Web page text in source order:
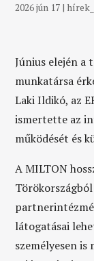
2026 jún 17 |
Június elején a
munkatársa
Laki Ildikó, az
ismertette az
működését és
A MILTON
látogatásai
személyesen is